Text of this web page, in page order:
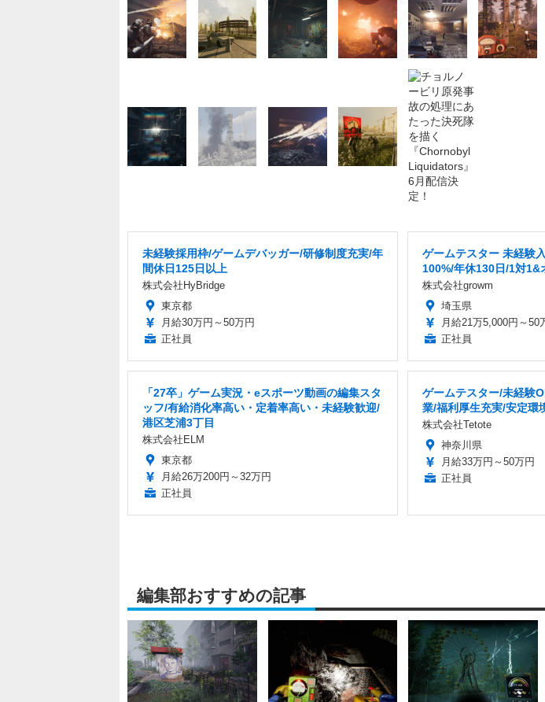
未経験採用枠/ゲームデバッガー/研修制度充実/年
間休日125日以上
株式会社HyBridge
東京都
月給30万円～50万円
正社員
ゲームテスター 未経験
100%/年休130日/1対1&
株式会社growm
埼玉県
月給21万5,000円～50
正社員
「27卒」ゲーム実況・eスポーツ動画の編集スタ
ッフ/有給消化率高い・定着率高い・未経験歓迎/
港区芝浦3丁目
株式会社ELM
東京都
月給26万200円～32万円
正社員
ゲームテスター/未経験
業/福利厚生充実/安定環
株式会社Tetote
神奈川県
月給33万円～50万円
正社員
編集部おすすめの記事